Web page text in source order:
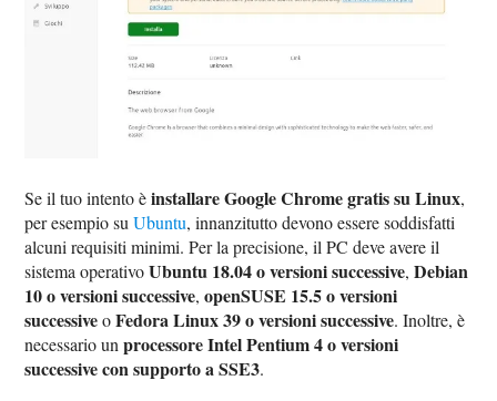
Se il tuo intento èinstallare Google Chrome gratis su Linux,
per esempio suUbuntu, innanzitutto devono essere soddisfatti
alcuni requisiti minimi. Per la precisione, il PC deve avere il
sistema operativoUbuntu 18.04 o versioni successive,Debian
10 o versioni successive,openSUSE 15.5 o versioni
successiveoFedora Linux 39 o versioni successive. Inoltre, è
necessario unprocessore Intel Pentium 4 o versioni
successive con supporto a SSE3.